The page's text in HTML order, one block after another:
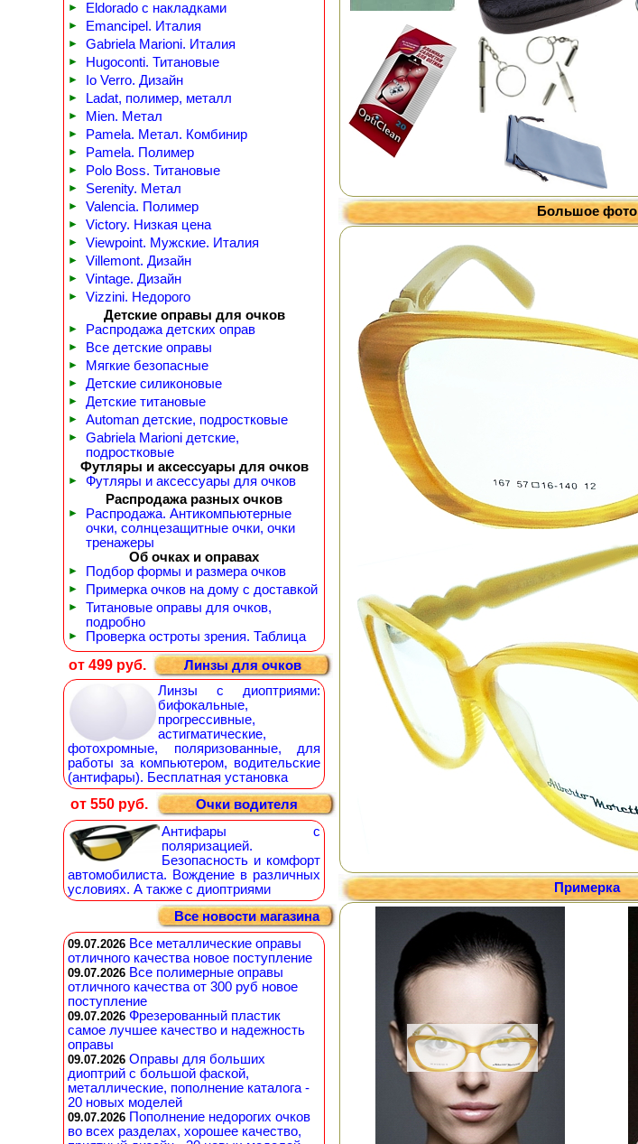
► Eldorado с накладками
► Emancipel. Италия
► Gabriela Marioni. Италия
► Hugoconti. Титановые
► Io Verro. Дизайн
► Ladat, полимер, металл
► Mien. Метал
► Pamela. Метал. Комбинир
► Pamela. Полимер
► Polo Boss. Титановые
► Serenity. Метал
► Valencia. Полимер
► Victory. Низкая цена
► Viewpoint. Мужские. Италия
► Villemont. Дизайн
► Vintage. Дизайн
►
Vizzini. Недорого
Детские оправы для очков
► Распродажа детских оправ
► Все детские оправы
► Мягкие безопасные
► Детские силиконовые
► Детские титановые
► Automan детские, подростковые
►
Gabriela Marioni детские,
подростковые
Футляры и аксессуары для очков
►
Футляры и аксессуары для очков
Распродажа разных очков
►
Распродажа. Антикомпьютерные
очки, солнцезащитные очки, очки
тренажеры
Об очках и оправах
► Подбор формы и размера очков
► Примерка очков на дому с доставкой
►
Титановые оправы для очков,
подробно
► Проверка остроты зрения. Таблица
от 499 руб.
Линзы для очков
Линзы с диоптриями:
бифокальные,
прогрессивные,
астигматические,
фотохромные, поляризованные, для
работы за компьютером, водительские
(антифары). Бесплатная установка
от 550 руб.
Очки водителя
Антифары с
поляризацией.
Безопасность и комфорт
автомобилиста. Вождение в различных
условиях. А также с диоптриями
Все новости магазина
09.07.2026 Все металлические оправы
отличного качества новое поступление
09.07.2026 Все полимерные оправы
отличного качества от 300 руб новое
поступление
09.07.2026 Фрезерованный пластик
самое лучшее качество и надежность
оправы
09.07.2026 Оправы для больших
диоптрий с большой фаской,
металлические, пополнение каталога -
20 новых моделей
09.07.2026 Пополнение недорогих очков
во всех разделах, хорошее качество,
Большое фото
Примерка